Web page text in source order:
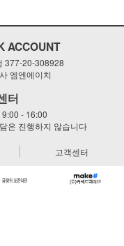
ACCOUNT
377-20-308928
엠엔에이치
터
- 16:00
은 진행하지 않습니다
고객센터